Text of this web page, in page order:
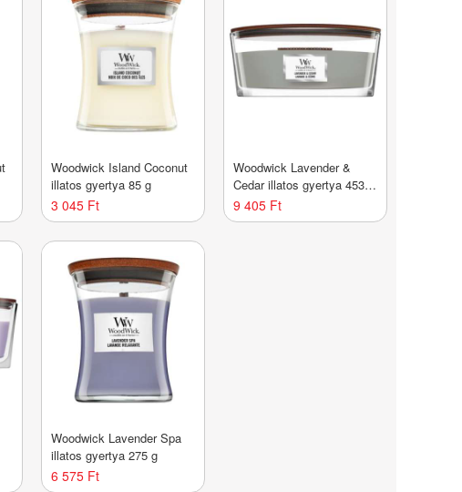
Woodwick Island Coconut
illatos gyertya 85 g
3 045 Ft
Woodwick Lavender &
Cedar illatos gyertya 453,6
g
9 405 Ft
Woodwick Lavender Spa
illatos gyertya 275 g
6 575 Ft